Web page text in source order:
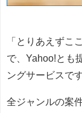
「とりあえずこ
で、Yahoo!とも
ングサービスです
全ジャンルの案